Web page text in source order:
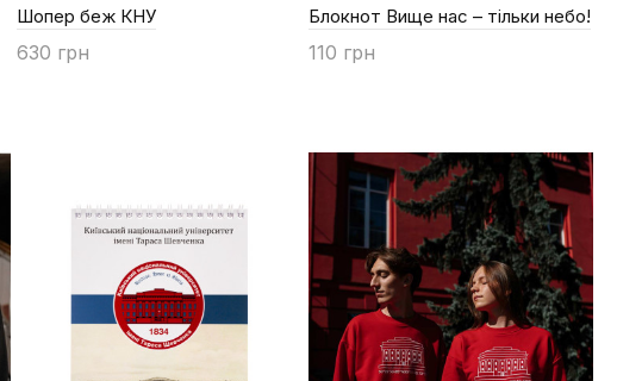
Шопер беж КНУ
630 грн
Блокнот Вище нас – тільки небо!
110 грн